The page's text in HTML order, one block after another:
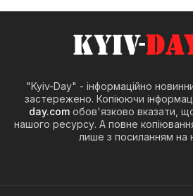
"Kyiv-Day" - інформаційно
застережено. Копіюючи
day.com обов'язково вказати,
нашого ресурсу. А повне
лише з посиланням на